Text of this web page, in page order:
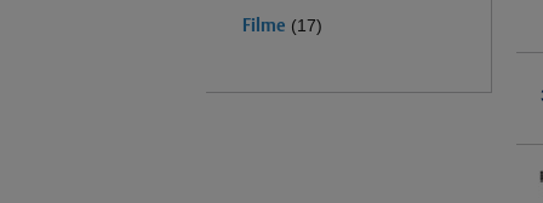
Filme (17)